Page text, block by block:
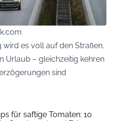
es voll auf den Straßen.
Urlaub – gleichzeitig kehren
sind
für saftige Tomaten: 10